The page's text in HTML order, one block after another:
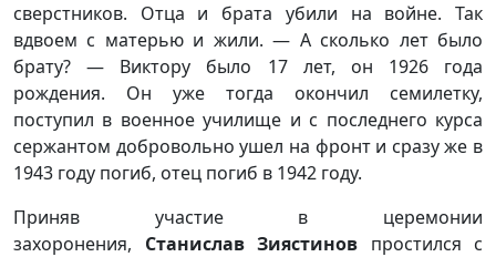
сверстников. Отца и брата убили на войне. Так
вдвоем с матерью и жили. — А сколько лет было
брату? — Виктору было 17 лет, он 1926 года
рождения. Он уже тогда окончил семилетку,
поступил в военное училище и с последнего курса
сержантом добровольно ушел на фронт и сразу же в
1943 году погиб, отец погиб в 1942 году.
Приняв участие в церемонии
захоронения, Станислав Зиястинов простился с